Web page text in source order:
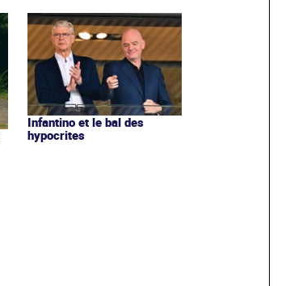
Infantino et le bal des
hypocrites